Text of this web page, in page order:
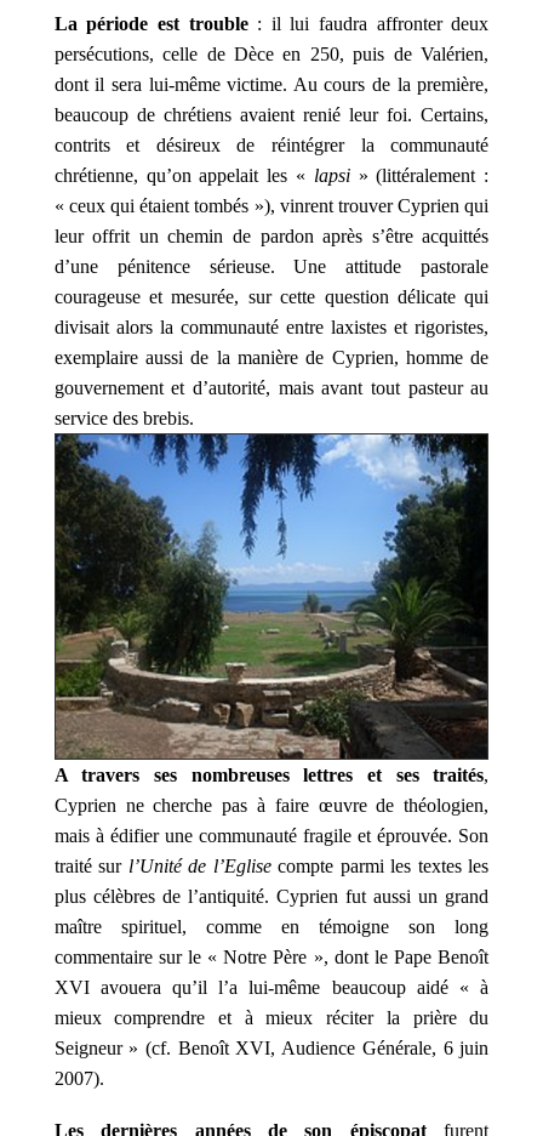
La période est trouble: il lui faudra affronter deux
persécutions, celle de Dèce en 250, puis de Valérien,
dont il sera lui-même victime. Au cours de la première,
beaucoup de chrétiens avaient renié leur foi. Certains,
contrits et désireux de réintégrer la communauté
chrétienne, qu’on appelait les « lapsi» (littéralement :
« ceux qui étaient tombés »), vinrent trouver Cyprien qui
leur offrit un chemin de pardon après s’être acquittés
d’une pénitence sérieuse. Une attitude pastorale
courageuse et mesurée, sur cette question délicate qui
divisait alors la communauté entre laxistes et rigoristes,
exemplaire aussi de la manière de Cyprien, homme de
gouvernement et d’autorité, mais avant tout pasteur au
service des brebis.
A travers ses nombreuses lettres et ses traités,
Cyprien ne cherche pas à faire œuvre de théologien,
mais à édifier une communauté fragile et éprouvée. Son
traité sur l’Unité de l’Eglisecompte parmi les textes les
plus célèbres de l’antiquité. Cyprien fut aussi un grand
maître spirituel, comme en témoigne son long
commentaire sur le « Notre Père », dont le Pape Benoît
XVI avouera qu’il l’a lui-même beaucoup aidé « à
mieux comprendre et à mieux réciter la prière du
Seigneur » (cf. Benoît XVI, Audience Générale, 6 juin
2007).
Les dernières années de son épiscopatfurent